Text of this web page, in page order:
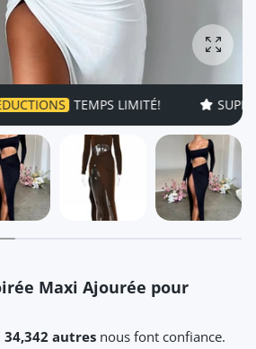
TEMPS LIMITÉ! SUPER
Maxi Ajourée pour
34,342 autres nous font confiance.